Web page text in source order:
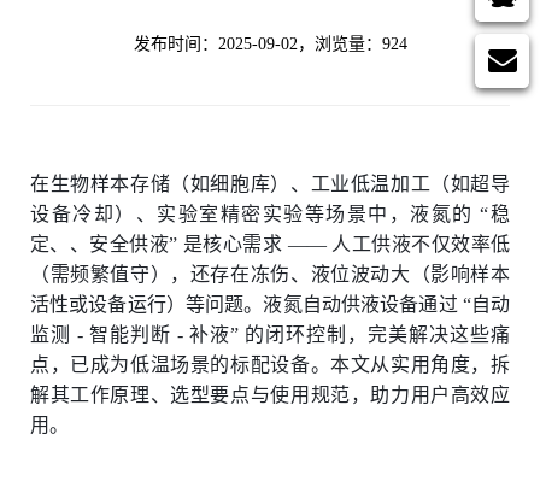
发布时间：2025-09-02，浏览量：924
在生物样本存储（如细胞库）、工业低温加工（如超导
设备冷却）、实验室精密实验等场景中，液氮的 “稳
定、、安全供液” 是核心需求 —— 人工供液不仅效率低
（需频繁值守），还存在冻伤、液位波动大（影响样本
活性或设备运行）等问题。液氮自动供液设备通过 “自动
监测 - 智能判断 - 补液” 的闭环控制，完美解决这些痛
点，已成为低温场景的标配设备。本文从实用角度，拆
解其工作原理、选型要点与使用规范，助力用户高效应
用。